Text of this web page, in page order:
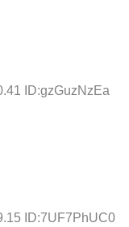
ID:gzGuzNzEa
ID:7UF7PhUC0